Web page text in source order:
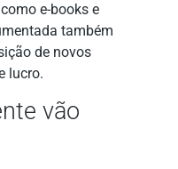
e-books e
também
de novos
lucro.
vão